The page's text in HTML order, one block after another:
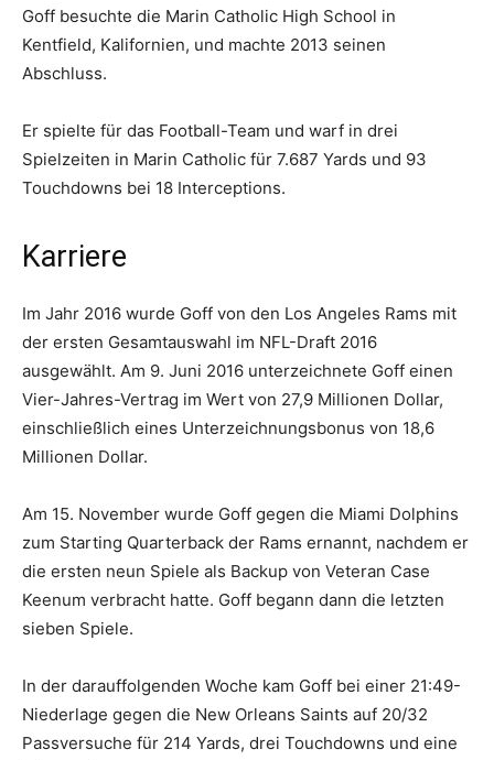
Goff besuchte die Marin Catholic High School in
Kentfield, Kalifornien, und machte 2013 seinen
Abschluss.
Er spielte für das Football-Team und warf in drei
Spielzeiten in Marin Catholic für 7.687 Yards und 93
Touchdowns bei 18 Interceptions.
Karriere
Im Jahr 2016 wurde Goff von den Los Angeles Rams mit
der ersten Gesamtauswahl im NFL-Draft 2016
ausgewählt. Am 9. Juni 2016 unterzeichnete Goff einen
Vier-Jahres-Vertrag im Wert von 27,9 Millionen Dollar,
einschließlich eines Unterzeichnungsbonus von 18,6
Millionen Dollar.
Am 15. November wurde Goff gegen die Miami Dolphins
zum Starting Quarterback der Rams ernannt, nachdem er
die ersten neun Spiele als Backup von Veteran Case
Keenum verbracht hatte. Goff begann dann die letzten
sieben Spiele.
In der darauffolgenden Woche kam Goff bei einer 21:49-
Niederlage gegen die New Orleans Saints auf 20/32
Passversuche für 214 Yards, drei Touchdowns und eine